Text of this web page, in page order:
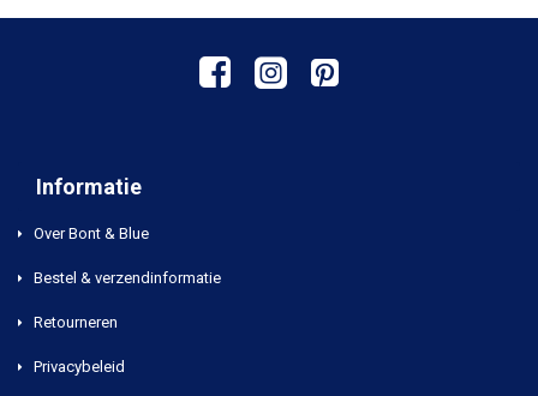
Informatie
Over Bont & Blue
Bestel & verzendinformatie
Retourneren
Privacybeleid